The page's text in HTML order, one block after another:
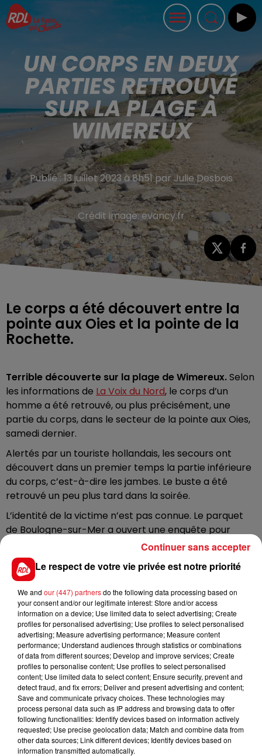
UN CORPS EN DEUX
PARTIES RETROUVÉ
SUR LA PLAGE À
WIMEREUX
Publié : 13 juillet 2023 à 8h51 par Julie Desbois
Crédit image:evancy.fr
Le corps a été découvert entre la
pointe aux Oies et la pointe de la
Rochette.
Terrible découverte sur la plage de Wimereux.Selon
les informations de La Voix du Nord, le corps d’un
homme a été retrouvé, ou plus précisément, une
partie du corps, dans le secteur de la pointe aux Oies,
samedi dernier.
Alertés par un touriste hollandais, les secours ont
découvert dans un premier temps la partie inférieure
du corps, c’est-à-dire les jambes. Le buste a été
retrouvé un peu plus tard dans la soirée.
L’identité de la victime n’est pas connue. Le parquet
de Boulogne-sur-Mer a ouvert une enquête pour
déterminer les causes de la mort. Une autopsie est
prévue prochainement.
FIL D'ACTUS
Le respect de votre vie privée est notre priorité
We and our (447) partnersdo the following data processing based on
your consent and/or our legitimate interest: Store and/or access
information on a device; Use limited data to select advertising; Create
profiles for personalised advertising; Use profiles to select personalised
advertising; Measure advertising performance; Measure content
performance; Understand audiences through statistics or combinations
of data from different sources; Develop and improve services; Create
profiles to personalise content; Use profiles to select personalised
content; Use limited data to select content; Ensure security, prevent and
detect fraud, and fix errors; Deliver and present advertising and content;
Save and communicate privacy choices. These technologies may
process personal data such as IP address and browsing data to offer
following functionalities: Identify devices based on information actively
requested; Use precise geolocation data; Match and combine data from
other data sources; Link different devices; Identify devices based on
information transmitted automatically.
Continuer sans accepter